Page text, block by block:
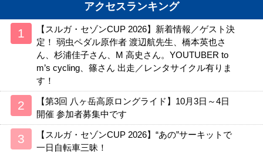
アクセスランキング
【スルガ・セゾンCUP 2026】新着情報／ゲスト決
定！ 弱虫ペダル原作者 渡辺航先生、橋本英也さ
ん、杉浦佳子さん、M 高史さん。YOUTUBER to
m’s cycling、篠さん 出走／レンタサイクル有りま
す！
【第3回 八ヶ岳高原ロングライド】10月3日～4日
開催 参加者募集中です
【スルガ・セゾンCUP 2026】“あの”サーキットで
一日自転車三昧！